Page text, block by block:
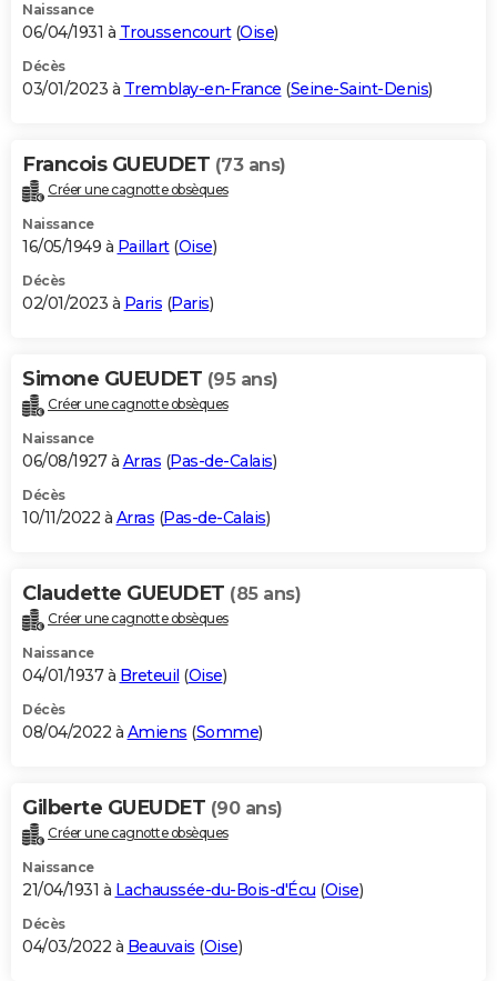
Naissance
06/04/1931 à Troussencourt(Oise)
Décès
03/01/2023 à Tremblay-en-France (Seine-Saint-Denis)
Francois GUEUDET (73 ans)
Créer une cagnotte obsèques
Naissance
16/05/1949 à Paillart(Oise)
Décès
02/01/2023 à Paris (Paris)
Simone GUEUDET (95 ans)
Créer une cagnotte obsèques
Naissance
06/08/1927 à Arras (Pas-de-Calais)
Décès
10/11/2022 à Arras (Pas-de-Calais)
Claudette GUEUDET (85 ans)
Créer une cagnotte obsèques
Naissance
04/01/1937 à Breteuil (Oise)
Décès
08/04/2022 à Amiens (Somme)
Gilberte GUEUDET (90 ans)
Créer une cagnotte obsèques
Naissance
21/04/1931 à Lachaussée-du-Bois-d'Écu (Oise)
Décès
04/03/2022 à Beauvais (Oise)